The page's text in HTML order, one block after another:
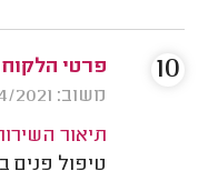
פרטי
משוב: 07/04/2021
תיאור
טיפול פנים
10